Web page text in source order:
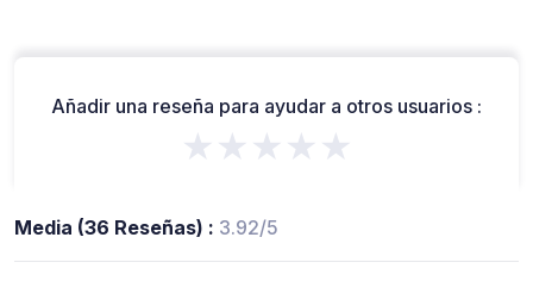
Añadir una reseña para ayudar a otros usuarios :
★★★★★
Media (36 Reseñas) : 3.92/5